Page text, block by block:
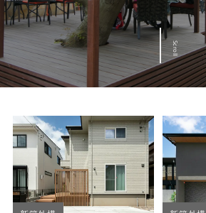
保証と約束・ご理解いただきたい事
施工の流れ
よくある質問
会社概要
店舗案内
スタッフ紹介
Scroll